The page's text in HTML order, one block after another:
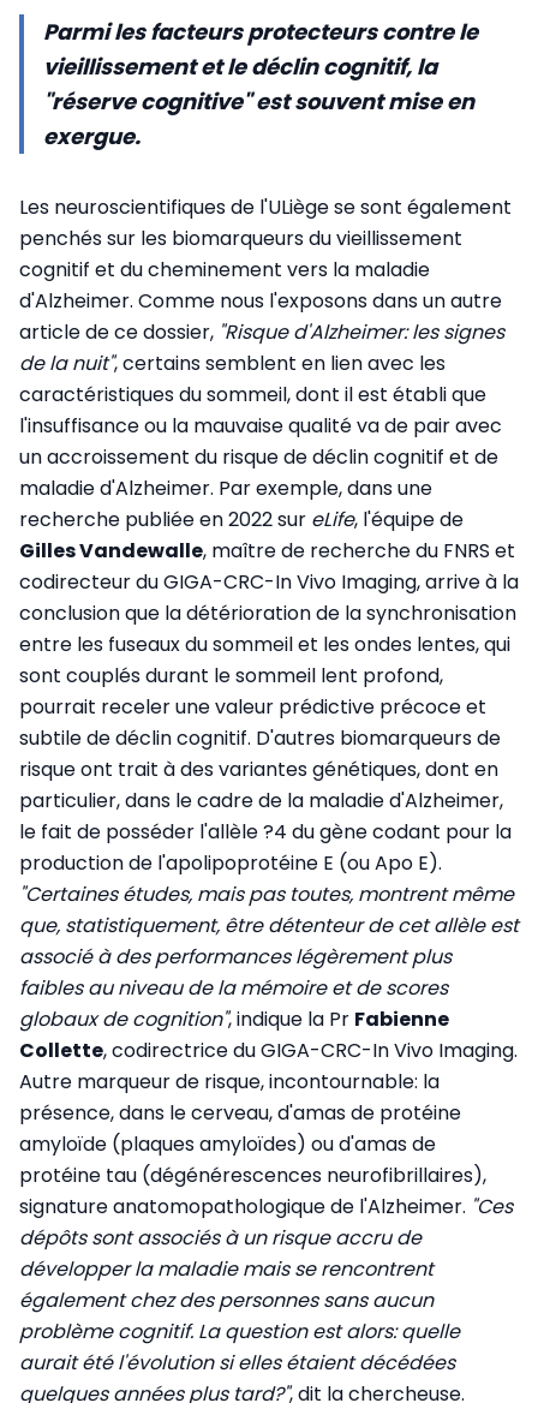
Parmi les facteurs protecteurs contre le
vieillissement et le déclin cognitif, la
"réserve cognitive" est souvent mise en
exergue.
Les neuroscientifiques de l'ULiège se sont également
penchés sur les biomarqueurs du vieillissement
cognitif et du cheminement vers la maladie
d'Alzheimer. Comme nous l'exposons dans un autre
article de ce dossier, "Risque d'Alzheimer: les signes
de la nuit", certains semblent en lien avec les
caractéristiques du sommeil, dont il est établi que
l'insuffisance ou la mauvaise qualité va de pair avec
un accroissement du risque de déclin cognitif et de
maladie d'Alzheimer. Par exemple, dans une
recherche publiée en 2022 sur eLife, l'équipe de
Gilles Vandewalle, maître de recherche du FNRS et
codirecteur du GIGA-CRC-In Vivo Imaging, arrive à la
conclusion que la détérioration de la synchronisation
entre les fuseaux du sommeil et les ondes lentes, qui
sont couplés durant le sommeil lent profond,
pourrait receler une valeur prédictive précoce et
subtile de déclin cognitif. D'autres biomarqueurs de
risque ont trait à des variantes génétiques, dont en
particulier, dans le cadre de la maladie d'Alzheimer,
le fait de posséder l'allèle ?4 du gène codant pour la
production de l'apolipoprotéine E (ou Apo E).
"Certaines études, mais pas toutes, montrent même
que, statistiquement, être détenteur de cet allèle est
associé à des performances légèrement plus
faibles au niveau de la mémoire et de scores
globaux de cognition", indique la Pr Fabienne
Collette, codirectrice du GIGA-CRC-In Vivo Imaging.
Autre marqueur de risque, incontournable: la
présence, dans le cerveau, d'amas de protéine
amyloïde (plaques amyloïdes) ou d'amas de
protéine tau (dégénérescences neurofibrillaires),
signature anatomopathologique de l'Alzheimer. "Ces
dépôts sont associés à un risque accru de
développer la maladie mais se rencontrent
également chez des personnes sans aucun
problème cognitif. La question est alors: quelle
aurait été l'évolution si elles étaient décédées
quelques années plus tard?", dit la chercheuse.